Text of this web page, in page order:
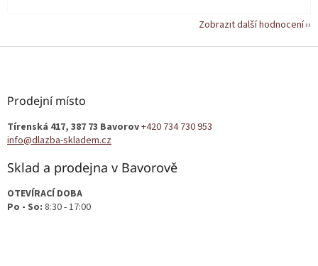
Zobrazit další hodnocení
Z
Prodejní místo
Tírenská 417, 387 73 Bavorov+420 734 730 953
info@dlazba-skladem.cz
Sklad a prodejna v Bavorově
OTEVÍRACÍ DOBA
Po - So: 8:30 - 17:00